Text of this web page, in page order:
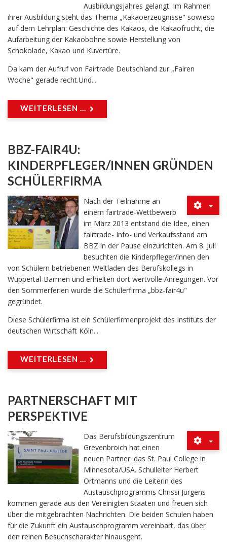
Ausbildungsjahres gelangt. Im Rahmen
ihrer Ausbildung steht das Thema „Kakaoerzeugnisse" sowieso
auf dem Lehrplan: Geschichte des Kakaos, die Kakaofrucht, die
Aufarbeitung der Kakaobohne sowie Herstellung von
Schokolade, Kakao und Kuvertüre.
Da kam der Aufruf von Fairtrade Deutschland zur „Fairen
Woche" gerade recht.Und...
WEITERLESEN ...
BBZ-FAIR4U:
KINDERPFLEGER/INNEN GRÜNDEN
SCHÜLERFIRMA
Nach der Teilnahme an
einem fairtrade-Wettbewerb
im März 2013 entstand die Idee, einen
fairtrade- Info- und Verkaufsstand am
BBZ in der Pause einzurichten. Am 8. Juli
besuchten die Kinderpfleger/innen den
von Schülern betriebenen Weltladen des Berufskollegs in
Wuppertal-Barmen und erhielten dort wertvolle Anregungen. Vor
den Sommerferien wurde die Schülerfirma „bbz-fair4u"
gegründet.
Diese Schülerfirma ist ein Schülerfirmenprojekt des Instituts der
deutschen Wirtschaft Köln...
WEITERLESEN ...
PARTNERSCHAFT MIT
PERSPEKTIVE
Das Berufsbildungszentrum
Grevenbroich hat einen
neuen Partner: das St. Paul College in
Minnesota/USA. Schulleiter Herbert
Ortmanns und die Leiterin des
Austauschprogramms Chrissi Jürgens
kommen gerade aus den Vereinigten Staaten und freuen sich
über die mitgebrachten Nachrichten. Die beiden Schulen haben
für die Zukunft ein Austauschprogramm vereinbart, das über
den reinen Besuchscharakter hinausgeht.